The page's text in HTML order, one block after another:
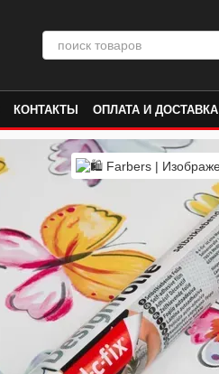
КОНТАКТЫ ОПЛАТА И ДОСТАВКА